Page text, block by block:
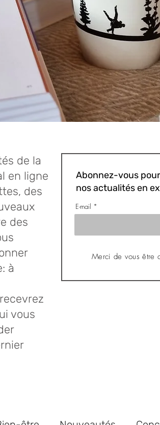
de la
en ligne
des
des
à
vous
Abonnez-vous
nos actualités en
E-mail
Merci de vous être